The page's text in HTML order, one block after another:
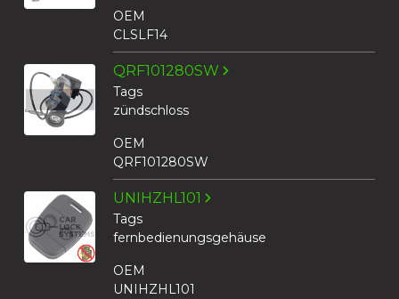
OEM
CLSLF14
QRF101280SW
Tags
zündschloss
OEM
QRF101280SW
UNIHZHL101
Tags
fernbedienungsgehäuse
OEM
UNIHZHL101